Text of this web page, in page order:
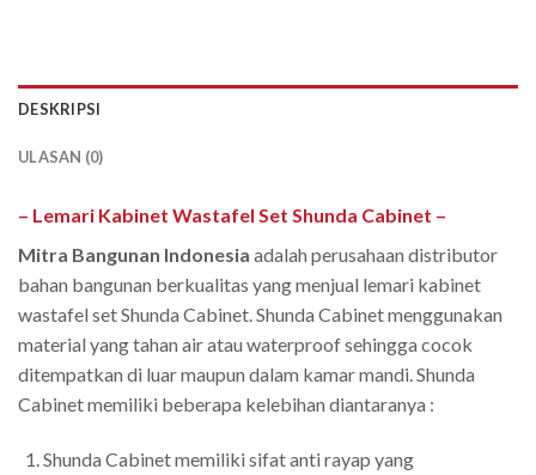
DESKRIPSI
ULASAN (0)
– Lemari Kabinet Wastafel Set Shunda Cabinet –
Mitra Bangunan Indonesia adalah perusahaan distributor
bahan bangunan berkualitas yang menjual lemari kabinet
wastafel set Shunda Cabinet. Shunda Cabinet menggunakan
material yang tahan air atau waterproof sehingga cocok
ditempatkan di luar maupun dalam kamar mandi. Shunda
Cabinet memiliki beberapa kelebihan diantaranya :
Shunda Cabinet memiliki sifat anti rayap yang